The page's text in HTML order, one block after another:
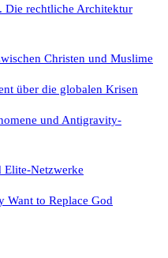
Die rechtliche Architektur
Christen und Muslime
über die globalen Krisen
und Antigravity-
Elite-Netzwerke
Want to Replace God